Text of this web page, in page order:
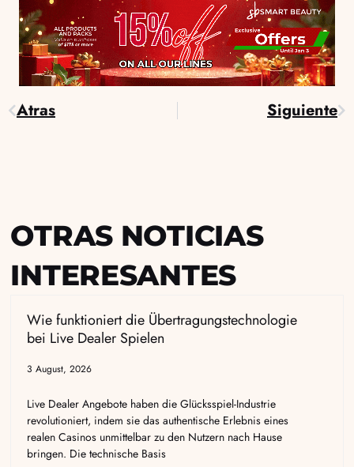
Prev
Atras Siguiente
OTRAS NOTICIAS
INTERESANTES
Wie funktioniert die Übertragungstechnologie
bei Live Dealer Spielen
3 August, 2026
Live Dealer Angebote haben die Glücksspiel-Industrie
revolutioniert, indem sie das authentische Erlebnis eines
realen Casinos unmittelbar zu den Nutzern nach Hause
bringen. Die technische Basis